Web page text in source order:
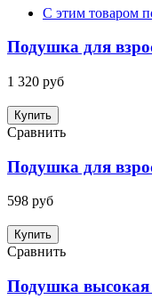
С этим товаром
Подушка для
1 320 руб
Купить
Сравнить
Подушка для
598 руб
Купить
Сравнить
Подушка высокая